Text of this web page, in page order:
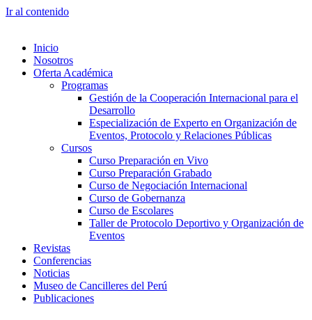
Ir al contenido
Inicio
Nosotros
Oferta Académica
Programas
Gestión de la Cooperación Internacional para el
Desarrollo
Especialización de Experto en Organización de
Eventos, Protocolo y Relaciones Públicas
Cursos
Curso Preparación en Vivo
Curso Preparación Grabado
Curso de Negociación Internacional
Curso de Gobernanza
Curso de Escolares
Taller de Protocolo Deportivo y Organización de
Eventos
Revistas
Conferencias
Noticias
Museo de Cancilleres del Perú
Publicaciones